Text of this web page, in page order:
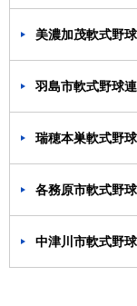
美濃加茂軟式野
羽島市軟式野球
瑞穂本巣軟式野
各務原市軟式野
中津川市軟式野